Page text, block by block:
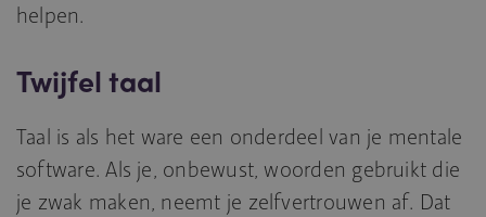
helpen.
Twijfel taal
Taal is als het ware een onderdeel van je mentale
software. Als je, onbewust, woorden gebruikt die
je zwak maken, neemt je zelfvertrouwen af. Dat